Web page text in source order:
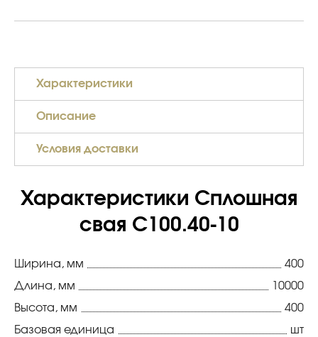
Характеристики
Описание
Условия доставки
Характеристики Сплошная
свая С100.40-10
Ширина, мм
400
Длина, мм
10000
Высота, мм
400
Базовая единица
шт